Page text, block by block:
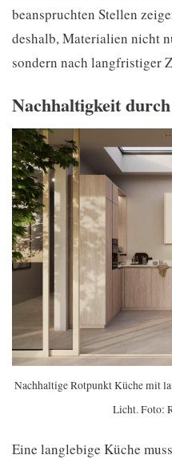
beanspruchten Stellen
deshalb, Materialien nicht
sondern nach langfristiger
Nachhaltigkeit
Nachhaltige Rotpunkt Küche mit
Licht. Foto:
Eine langlebige Küche